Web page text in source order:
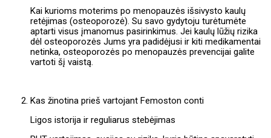
Kai kurioms moterims po menopauzės išsivysto kaulų
retėjimas (osteoporozė). Su savo gydytoju turėtumėte
aptarti visus įmanomus pasirinkimus. Jei kaulų lūžių rizika
dėl osteoporozės Jums yra padidėjusi ir kiti medikamentai
netinka, osteoporozės po menopauzės prevencijai galite
vartoti šį vaistą.
Kas žinotina prieš vartojant Femoston conti
Ligos istorija ir reguliarus stebėjimas